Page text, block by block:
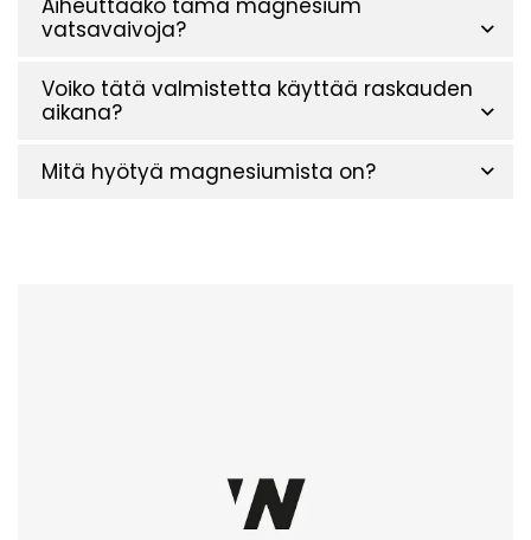
vatsavaivoja?
Voiko tätä valmistetta käyttää raskauden
aikana?
Mitä hyötyä magnesiumista on?